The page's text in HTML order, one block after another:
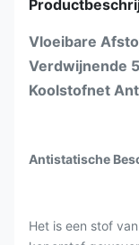
Vloeibare
Verdwijnende
Koolstofnet
Antistatische
Het is een stof